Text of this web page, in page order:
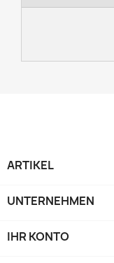
ARTIKEL
UNTERNEHMEN
IHR KONTO